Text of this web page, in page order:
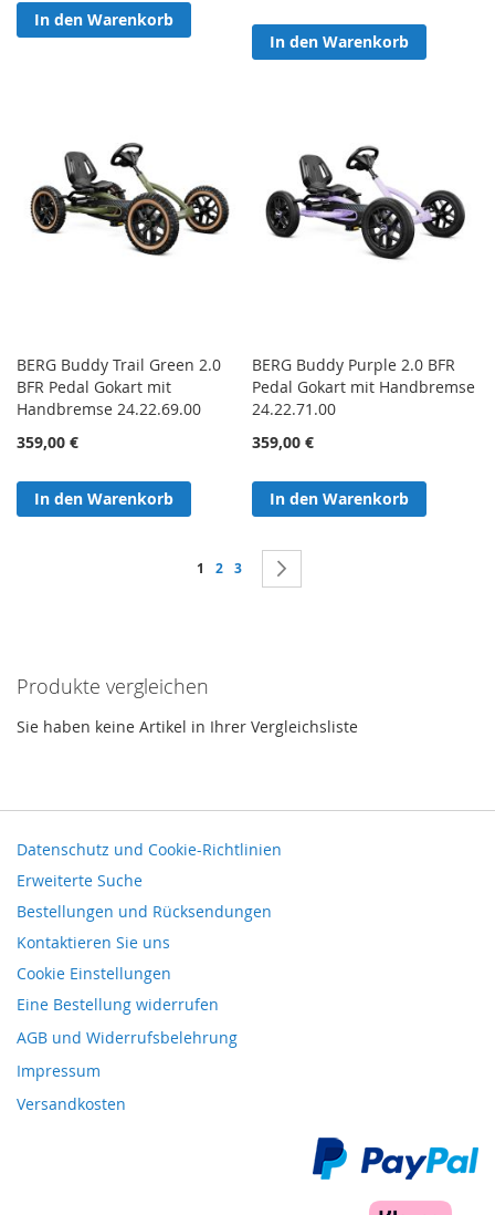
In den Warenkorb
In den Warenkorb
BERG Buddy Trail Green 2.0
BFR Pedal Gokart mit
Handbremse 24.22.69.00
359,00 €
In den Warenkorb
BERG Buddy Purple 2.0 BFR
Pedal Gokart mit Handbremse
24.22.71.00
359,00 €
In den Warenkorb
Seite
Sie lesen gerade Seite
1 Seite
2 Seite
3
Produkte vergleichen
Sie haben keine Artikel in Ihrer Vergleichsliste
Datenschutz und Cookie-Richtlinien
Erweiterte Suche
Bestellungen und Rücksendungen
Kontaktieren Sie uns
Cookie Einstellungen
Eine Bestellung widerrufen
AGB und Widerrufsbelehrung
Impressum
Versandkosten